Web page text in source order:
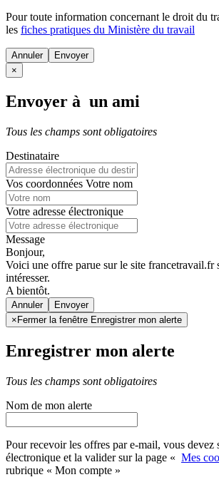
Pour toute information concernant le droit du
les fiches pratiques du Ministère du travail
Annuler
×
Envoyer à un ami
Tous les champs sont obligatoires
Destinataire
Vos coordonnées Votre nom
Votre adresse électronique
Message
Bonjour,
Voici une offre parue sur le site francetravail.fr
intéresser.
A bientôt.
Annuler
× Fermer la fenêtre Enregistrer mon alerte
Enregistrer mon alerte
Tous les champs sont obligatoires
Nom de mon alerte
Pour recevoir les offres par e-mail, vous devez
électronique et la valider sur la page « Mes
rubrique « Mon compte »